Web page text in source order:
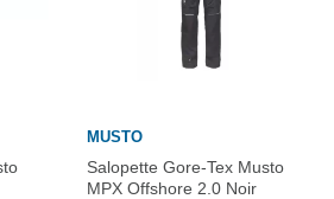
MUSTO
Salopette Gore-Tex Musto
MPX Offshore 2.0 Noir